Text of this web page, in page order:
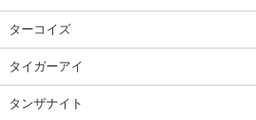
ターコイズ
タイガーアイ
タンザナイト